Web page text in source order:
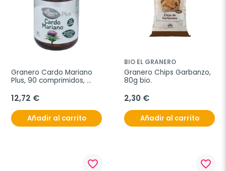
Granero Cardo Mariano
Plus, 90 comprimidos,
12,72 €
Añadir al carrito
BIO EL GRANERO
Granero Chips Garbanzo,
80g bio.
2,30 €
Añadir al carrito
favorite_border favorite_border